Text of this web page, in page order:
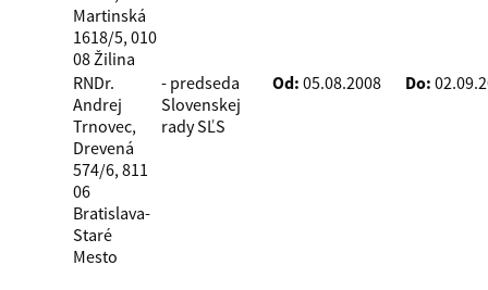
Martinská
1618/5, 010
08 Žilina
RNDr.
Andrej
Trnovec,
Drevená
574/6, 811
06
Bratislava-
Staré
Mesto
- predseda
Slovenskej
rady SĽS
Od: 05.08.2008 Do: